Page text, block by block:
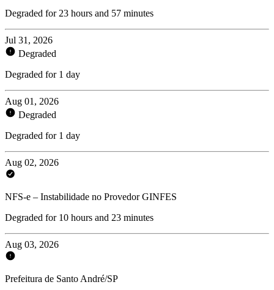
Degraded for 23 hours and 57 minutes
Jul 31, 2026
Degraded
Degraded for 1 day
Aug 01, 2026
Degraded
Degraded for 1 day
Aug 02, 2026
NFS-e – Instabilidade no Provedor GINFES
Degraded for 10 hours and 23 minutes
Aug 03, 2026
Prefeitura de Santo André/SP